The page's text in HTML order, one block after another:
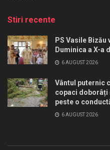
Stiri recente
PS Vasile Bizău
Duminica a X-a
6 AUGUST 2026
Vântul puternic
copaci doborâți
peste o
6 AUGUST 2026